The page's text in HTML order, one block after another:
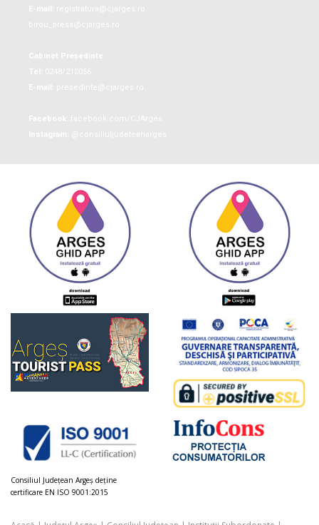
Consiliul Judeţean Argeș deţine
certificare EN ISO 9001:2015